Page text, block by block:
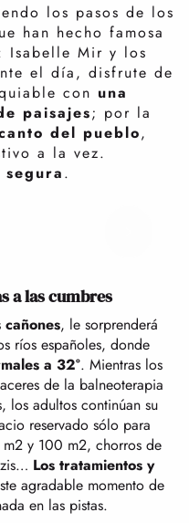
los pasos de los
han hecho famosa
Isabelle Mir y los
el día, disfrute de
con una
paisajes; por la
del pueblo,
a la vez.
segura.
donde podrá ir de
gastronómico
con elegantes
una armoniosa
sus restaurantes de
en un destino
de vivir pirenaico.
a las cumbres
, le sorprenderá
ríos españoles, donde
a 32°. Mientras los
de la balneoterapia
los adultos continúan su
reservado sólo para
y 100 m2, chorros de
Los tratamientos y
agradable momento de
en las pistas.